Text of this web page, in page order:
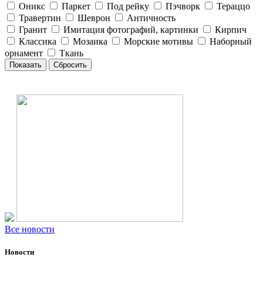
Оникс
Паркет Под рейку Пэчворк
Тераццо
Травертин
Шеврон
Античность
Гранит
Имитация фотографий, картинки
Кирпич
Классика
Мозаика Морские мотивы
Наборный
орнамент
Ткань
Все новости
Новости